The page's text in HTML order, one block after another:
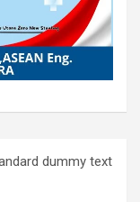
dummy text